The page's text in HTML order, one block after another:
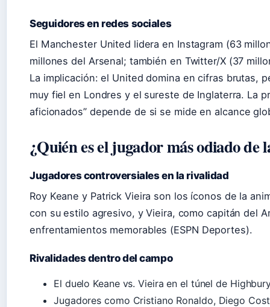
Seguidores en redes sociales
El Manchester United lidera en Instagram (63
millones del Arsenal; también en Twitter/X (37
La implicación: el United domina en cifras brutas,
muy fiel en Londres y el sureste de Inglaterra. La
aficionados” depende de si se mide en alcance
¿Quién es el jugador más odiado de
Jugadores controversiales en la rivalidad
Roy Keane y Patrick Vieira son los íconos de la
con su estilo agresivo, y Vieira, como capitán del
enfrentamientos memorables (ESPN Deportes).
Rivalidades dentro del campo
El duelo Keane vs. Vieira en el túnel de
Jugadores como Cristiano Ronaldo, Diego